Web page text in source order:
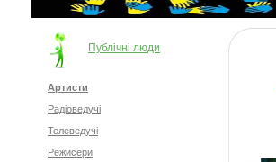
Публічні люди
Артисти
Радіоведучі
Телеведучі
Режисери